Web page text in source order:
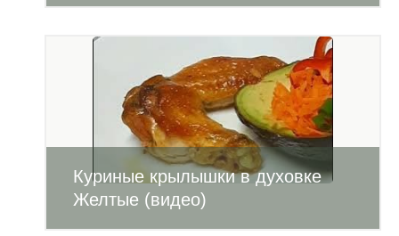
Куриные крылышки в духовке
Желтые (видео)